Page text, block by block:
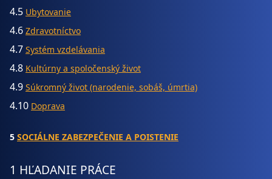
4.5 Ubytovanie
4.6 Zdravotníctvo
4.7 Systém vzdelávania
4.8 Kultúrny a spoločenský život
4.9 Súkromný život (narodenie, sobáš, úmrtia)
4.10 Doprava
5 SOCIÁLNE ZABEZPEČENIE A POISTENIE
1 HĽADANIE PRÁCE